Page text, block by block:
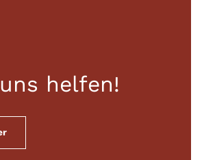
helfen!